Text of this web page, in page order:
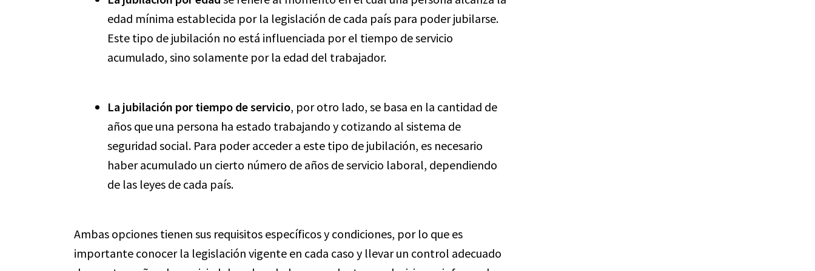
edad mínima establecida por la legislación de cada país para poder jubilarse.
Este tipo de jubilación no está influenciada por el tiempo de servicio
acumulado, sino solamente por la edad del trabajador.
La jubilación por tiempo de servicio, por otro lado, se basa en la cantidad de
años que una persona ha estado trabajando y cotizando al sistema de
seguridad social. Para poder acceder a este tipo de jubilación, es necesario
haber acumulado un cierto número de años de servicio laboral, dependiendo
de las leyes de cada país.
Ambas opciones tienen sus requisitos específicos y condiciones, por lo que es
importante conocer la legislación vigente en cada caso y llevar un control adecuado